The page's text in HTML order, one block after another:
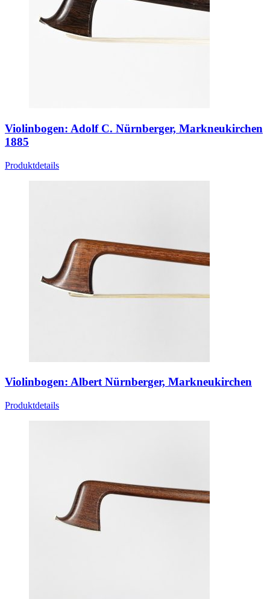
Violinbogen: Adolf C. Nürnberger, Markneukirchen
1885
Produktdetails
Violinbogen: Albert Nürnberger, Markneukirchen
Produktdetails